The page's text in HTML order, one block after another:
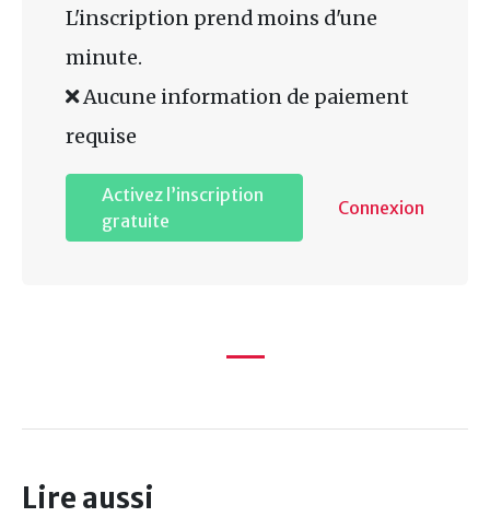
L'inscription prend moins d'une
minute.
Aucune information de paiement
requise
Activez l’inscription
gratuite
Connexion
Lire aussi